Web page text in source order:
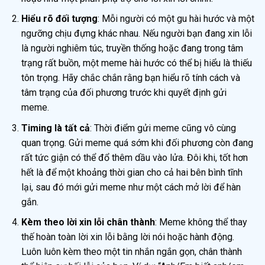
Hiểu rõ đối tượng: Mỗi người có một gu hài hước và một
ngưỡng chịu đựng khác nhau. Nếu người bạn đang xin lỗi
là người nghiêm túc, truyền thống hoặc đang trong tâm
trạng rất buồn, một meme hài hước có thể bị hiểu là thiếu
tôn trọng. Hãy chắc chắn rằng bạn hiểu rõ tính cách và
tâm trạng của đối phương trước khi quyết định gửi
meme.
Timing là tất cả: Thời điểm gửi meme cũng vô cùng
quan trọng. Gửi meme quá sớm khi đối phương còn đang
rất tức giận có thể đổ thêm dầu vào lửa. Đôi khi, tốt hơn
hết là để một khoảng thời gian cho cả hai bên bình tĩnh
lại, sau đó mới gửi meme như một cách mở lời để hàn
gắn.
Kèm theo lời xin lỗi chân thành: Meme không thể thay
thế hoàn toàn lời xin lỗi bằng lời nói hoặc hành động.
Luôn luôn kèm theo một tin nhắn ngắn gọn, chân thành